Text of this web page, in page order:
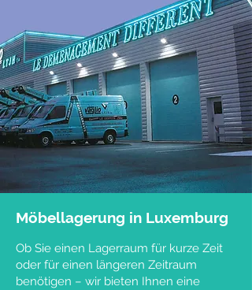
Möbellagerung in Luxemburg
Ob Sie einen Lagerraum für kurze Zeit
oder für einen längeren Zeitraum
benötigen – wir bieten Ihnen eine